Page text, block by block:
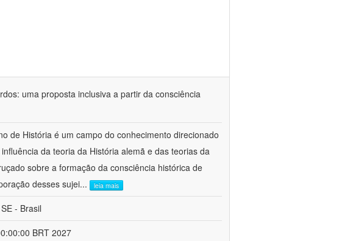
uma proposta inclusiva a partir da consciência
de História é um campo do conhecimento direcionado
da teoria da História alemã e das teorias da
sobre a formação da consciência histórica de
desses sujei... leia mais
- Brasil
BRT 2027